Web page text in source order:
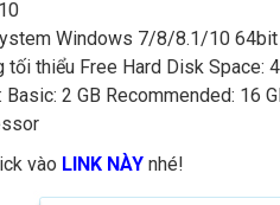
Windows 7/8/8.1/10 64bit
thiểu Free Hard Disk Space: 4
2 GB Recommended: 16
vào LINK NÀY nhé!